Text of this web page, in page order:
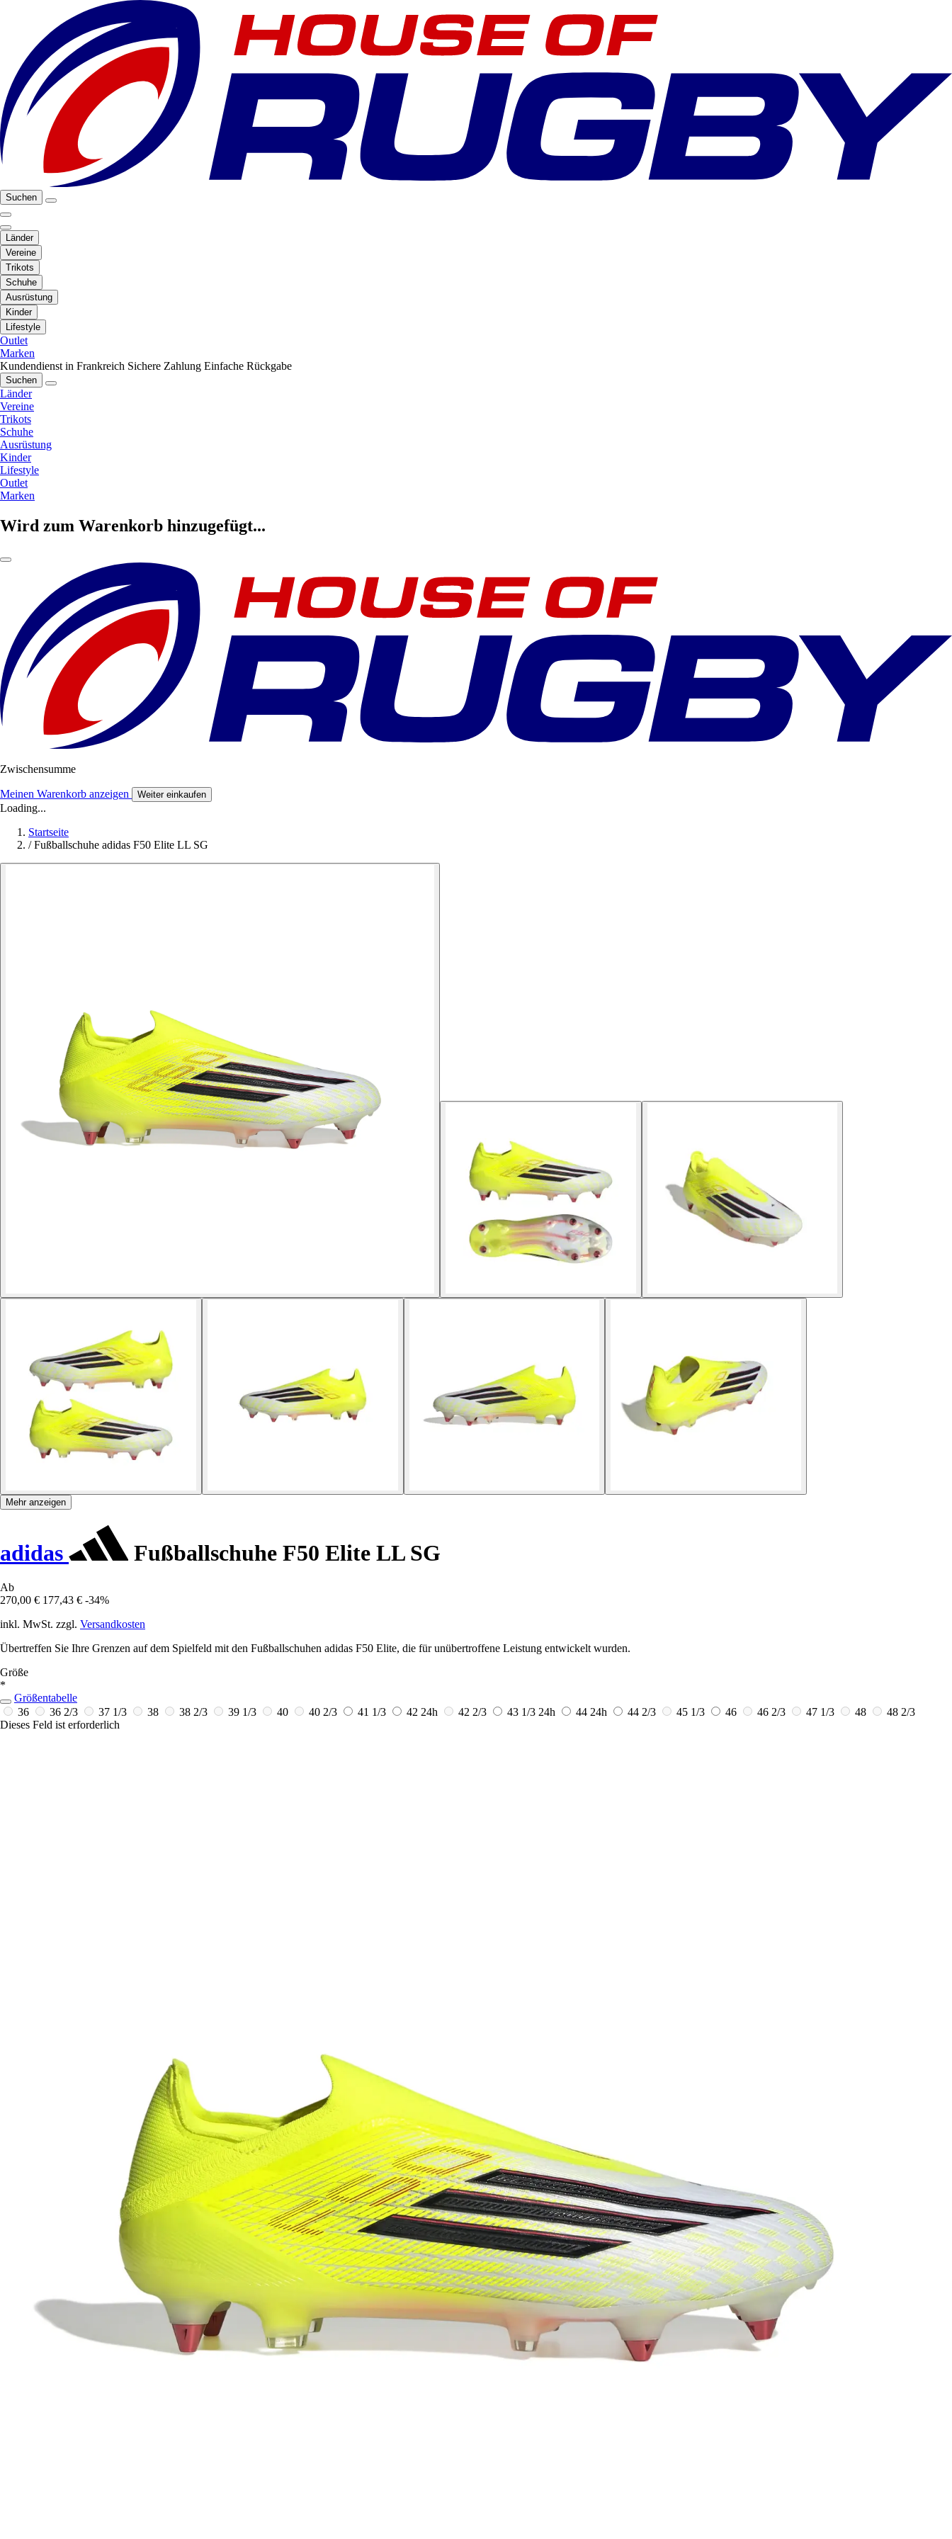
Suchen
Länder
Vereine
Trikots
Schuhe
Ausrüstung
Kinder
Lifestyle
Outlet
Marken
Kundendienst in Frankreich Sichere Zahlung Einfache Rückgabe
Suchen
Länder
Vereine
Trikots
Schuhe
Ausrüstung
Kinder
Lifestyle
Outlet
Marken
Wird zum Warenkorb hinzugefügt...
Zwischensumme
Meinen Warenkorb anzeigen Weiter einkaufen
Loading...
Startseite
/ Fußballschuhe adidas F50 Elite LL SG
Mehr anzeigen
adidas Fußballschuhe F50 Elite LL SG
Ab
270,00 € 177,43 € -34%
inkl. MwSt. zzgl. Versandkosten
Übertreffen Sie Ihre Grenzen auf dem Spielfeld mit den Fußballschuhen adidas F50 Elite, die für unübertroffene Leistung entwickelt wurden.
Größe
*
Größentabelle
36
36 2/3 37 1/3 38 38 2/3 39 1/3 40 40 2/3 41 1/3 42 24h 42 2/3 43 1/3 24h 44 24h 44 2/3 45 1/3 46 46 2/3 47 1/3 48
48 2/3
Dieses Feld ist erforderlich